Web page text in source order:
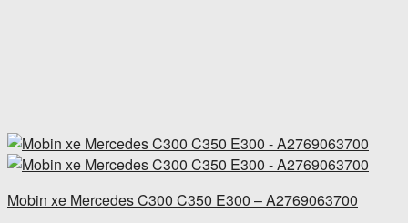
Mobin xe Mercedes C300 C350 E300 – A2769063700